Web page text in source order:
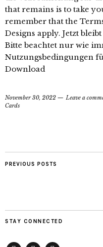
that remains is to take
remember that the
Designs apply. Jetzt
Bitte beachtet nur wie
Nutzungsbedingungen
Download
November 30, 2022
Leave a
Cards
PREVIOUS POSTS
STAY CONNECTED